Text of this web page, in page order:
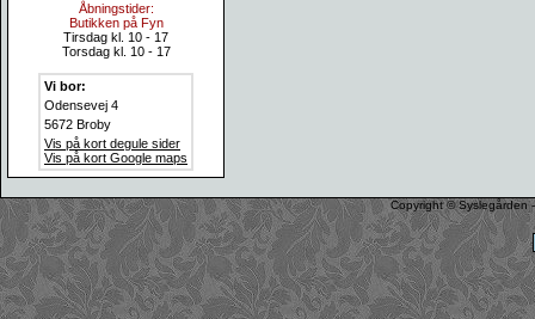
Åbningstider:
Butikken på Fyn
Tirsdag kl. 10 - 17
Torsdag kl. 10 - 17
Vi bor:
Odensevej 4
5672 Broby
Vis på kort degule sider
Vis på kort Google maps
Copyright © Syslegården